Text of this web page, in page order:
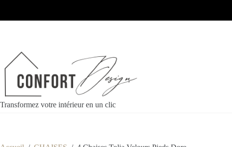
Transformez votre intérieur en un clic